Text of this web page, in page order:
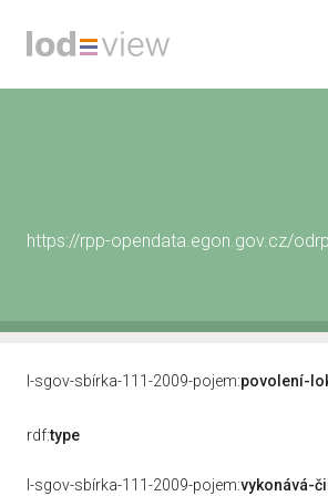
https://rpp-opendata.egon.gov.cz/
l-sgov-sbírka-111-2009-pojem:povolení-
rdf:type
l-sgov-sbírka-111-2009-pojem:vykonává-